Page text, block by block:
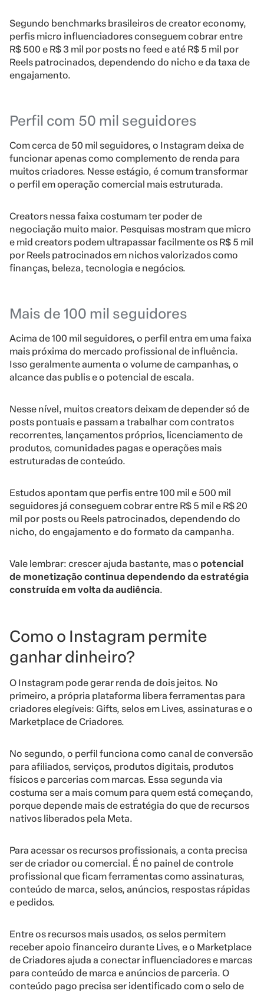
Segundo benchmarks brasileiros de creator economy,
perfis micro influenciadores conseguem cobrar entre
R$ 500 e R$ 3 mil por posts no feed e até R$ 5 mil por
Reels patrocinados, dependendo do nicho e da taxa de
engajamento.
Perfil com 50 mil seguidores
Com cerca de 50 mil seguidores, o Instagram deixa de
funcionar apenas como complemento de renda para
muitos criadores. Nesse estágio, é comum transformar
o perfil em operação comercial mais estruturada.
Creators nessa faixa costumam ter poder de
negociação muito maior. Pesquisas mostram que micro
e mid creators podem ultrapassar facilmente os R$ 5 mil
por Reels patrocinados em nichos valorizados como
finanças, beleza, tecnologia e negócios.
Mais de 100 mil seguidores
Acima de 100 mil seguidores, o perfil entra em uma faixa
mais próxima do mercado profissional de influência.
Isso geralmente aumenta o volume de campanhas, o
alcance das publis e o potencial de escala.
Nesse nível, muitos creators deixam de depender só de
posts pontuais e passam a trabalhar com contratos
recorrentes, lançamentos próprios, licenciamento de
produtos, comunidades pagas e operações mais
estruturadas de conteúdo.
Estudos apontam que perfis entre 100 mil e 500 mil
seguidores já conseguem cobrar entre R$ 5 mil e R$ 20
mil por posts ou Reels patrocinados, dependendo do
nicho, do engajamento e do formato da campanha.
Vale lembrar: crescer ajuda bastante, mas o potencial
de monetização continua dependendo da estratégia
construída em volta da audiência.
Como o Instagram permite
ganhar dinheiro?
O Instagram pode gerar renda de dois jeitos. No
primeiro, a própria plataforma libera ferramentas para
criadores elegíveis: Gifts, selos em Lives, assinaturas e o
Marketplace de Criadores.
No segundo, o perfil funciona como canal de conversão
para afiliados, serviços, produtos digitais, produtos
físicos e parcerias com marcas. Essa segunda via
costuma ser a mais comum para quem está começando,
porque depende mais de estratégia do que de recursos
nativos liberados pela Meta.
Para acessar os recursos profissionais, a conta precisa
ser de criador ou comercial. É no painel de controle
profissional que ficam ferramentas como assinaturas,
conteúdo de marca, selos, anúncios, respostas rápidas
e pedidos.
Entre os recursos mais usados, os selos permitem
receber apoio financeiro durante Lives, e o Marketplace
de Criadores ajuda a conectar influenciadores e marcas
para conteúdo de marca e anúncios de parceria. O
conteúdo pago precisa ser identificado com o selo de